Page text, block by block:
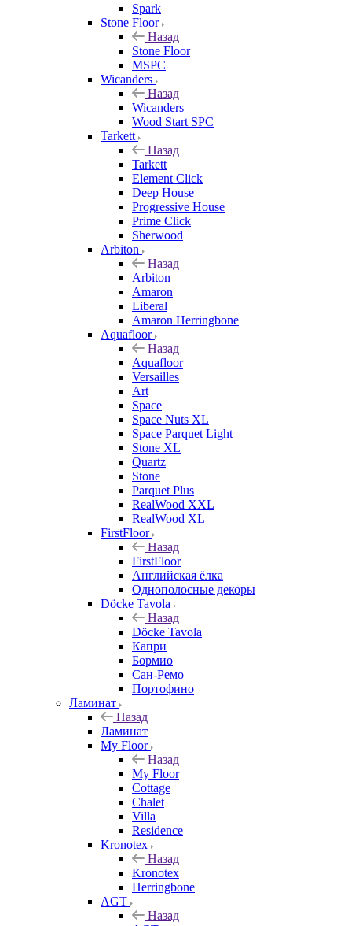
Spark
Stone Floor
Назад
Stone Floor
MSPC
Wicanders
Назад
Wicanders
Wood Start SPC
Tarkett
Назад
Tarkett
Element Click
Deep House
Progressive House
Prime Click
Sherwood
Arbiton
Назад
Arbiton
Amaron
Liberal
Amaron Herringbone
Aquafloor
Назад
Aquafloor
Versailles
Art
Space
Space Nuts XL
Space Parquet Light
Stone XL
Quartz
Stone
Parquet Plus
RealWood XXL
RealWood XL
FirstFloor
Назад
FirstFloor
Английская ёлка
Однополосные декоры
Döcke Tavola
Назад
Döcke Tavola
Капри
Бормио
Сан-Ремо
Портофино
Ламинат
Назад
Ламинат
My Floor
Назад
My Floor
Cottage
Chalet
Villa
Residence
Kronotex
Назад
Kronotex
Herringbone
AGT
Назад